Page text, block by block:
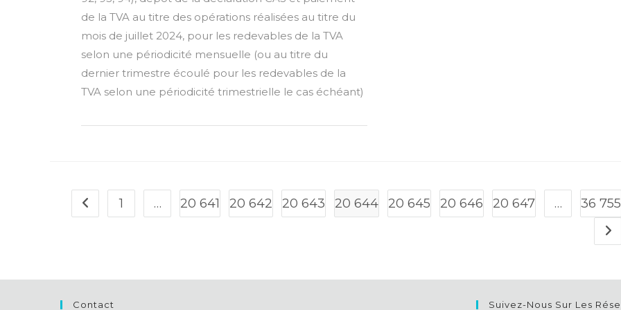
de la TVA au titre des opérations réalisées au titre du
mois de juillet 2024, pour les redevables de la TVA
selon une périodicité mensuelle (ou au titre du
dernier trimestre écoulé pour les redevables de la
TVA selon une périodicité trimestrielle le cas échéant)
Go to the previous page
1 … 20 641 20 642 20 643 20 644 20 645 20 646 20 647 … 36 755
Contact Suivez-Nous Sur Les